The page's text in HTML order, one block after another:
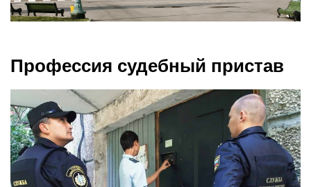
Профессия судебный пристав